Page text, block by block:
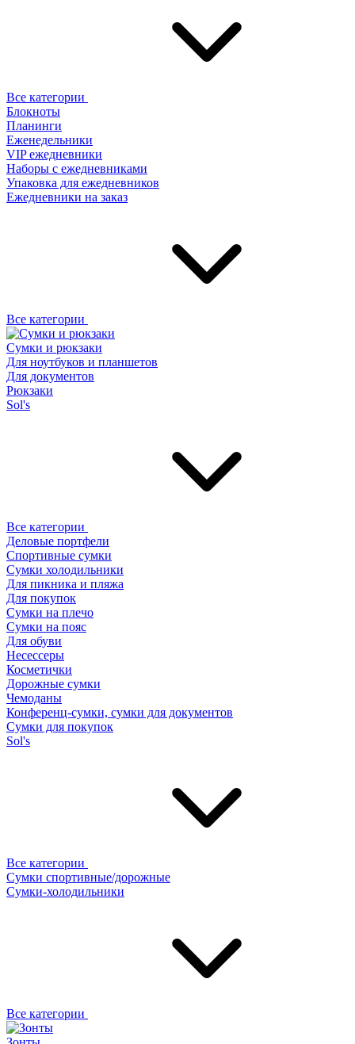
Все категории
Блокноты
Планинги
Еженедельники
VIP ежедневники
Наборы с ежедневниками
Упаковка для ежедневников
Ежедневники на заказ
Все категории
Сумки и рюкзаки
Для ноутбуков и планшетов
Для документов
Рюкзаки
Sol's
Все категории
Деловые портфели
Спортивные сумки
Сумки холодильники
Для пикника и пляжа
Для покупок
Сумки на плечо
Сумки на пояс
Для обуви
Несессеры
Косметички
Дорожные сумки
Чемоданы
Конференц-сумки, сумки для документов
Сумки для покупок
Sol's
Все категории
Сумки спортивные/дорожные
Сумки-холодильники
Все категории